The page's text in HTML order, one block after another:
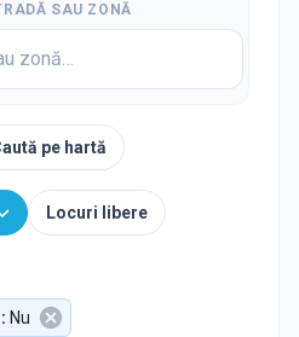
SAU ZONĂ
pe hartă
Locuri libere
: Nu